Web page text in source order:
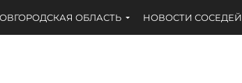
ОБЛАСТЬ НОВОСТИ СОСЕДЕЙ